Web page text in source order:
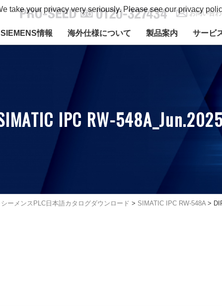
SIEMENS情報 海外仕様について 製品案内 サービ
お問い合
IPC RW-548A_Jun.2025
シーメンスPLC日本語カタログダウンロード > SIMATIC IPC RW-548A>
take your privacy very seriously. Please see our privacy